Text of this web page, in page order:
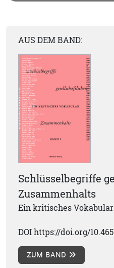
AUS DEM BAND:
Schlüsselbegriffe
Zusammenhalts
Ein kritisches Vokabular
DOI https://doi.org/
ZUM BAND